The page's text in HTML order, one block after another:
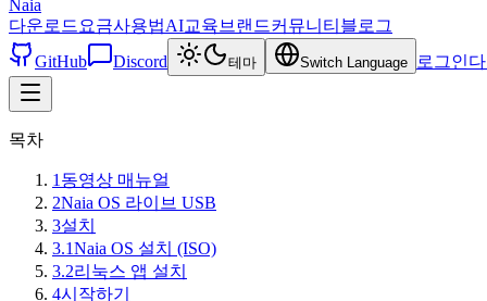
Naia
다운로드 요금사용법AI교육 브랜드커뮤니티 블로그
GitHub
Discord 테마 Switch Language 로그인
목차
1 동영상 매뉴얼
2Naia OS 라이브 USB
3설치
3.1Naia OS 설치 (ISO)
3.2리눅스 앱 설치
4시작하기